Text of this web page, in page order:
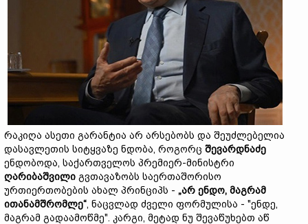
რაკიღა ასეთი გარანტია არ არსებობს და შეუძლებელია
დასავლეთის სიტყვაზე ნდობა, როგორც შევარდნაძე
ენდობოდა, საქართველოს პრემიერ-მინისტრი
ღარიბაშვილი გვთავაზობს საერთაშორისო
ურთიერთობების ახალ პრინციპს - „არ ენდო, მაგრამ
ითანამშრომლე“, ნაცვლად ძველი ფორმულისა - "ენდე,
მაგრამ გადაამოწმე". კარგი, მეტად ნუ შევაწუხებთ აწ